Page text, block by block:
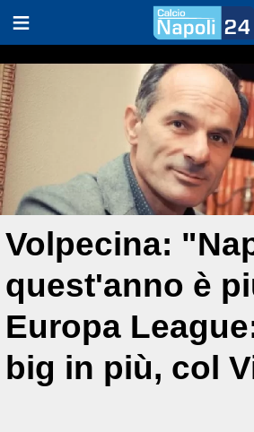
Volpecina:
quest'anno è
Europa
big in più, col